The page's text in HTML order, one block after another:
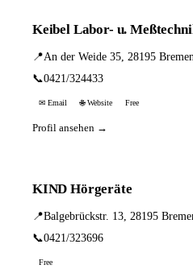
Keibel Labor- u.
📍An der Weide 35, 28195
📞0421/324433
✉ Email 🌐 Website Free
Profil ansehen →
KIND Hörgeräte
📍Balgebrückstr. 13, 28195
📞0421/323696
Free